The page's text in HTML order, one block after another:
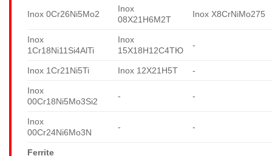
Inox 0Cr26Ni5Mo2
Inox
08X21H6M2T
Inox X8CrNiMo275
Inox
1Cr18Ni11Si4AlTi
Inox
15X18H12C4TЮ
-
Inox 1Cr21Ni5Ti Inox 12X21H5T -
Inox
00Cr18Ni5Mo3Si2
- -
Inox
00Cr24Ni6Mo3N
- -
Ferrite